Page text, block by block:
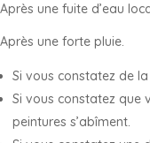
Après une fuite d’eau
Après une forte pluie.
Si vous constatez de
Si vous constatez que
peintures s’abîment.